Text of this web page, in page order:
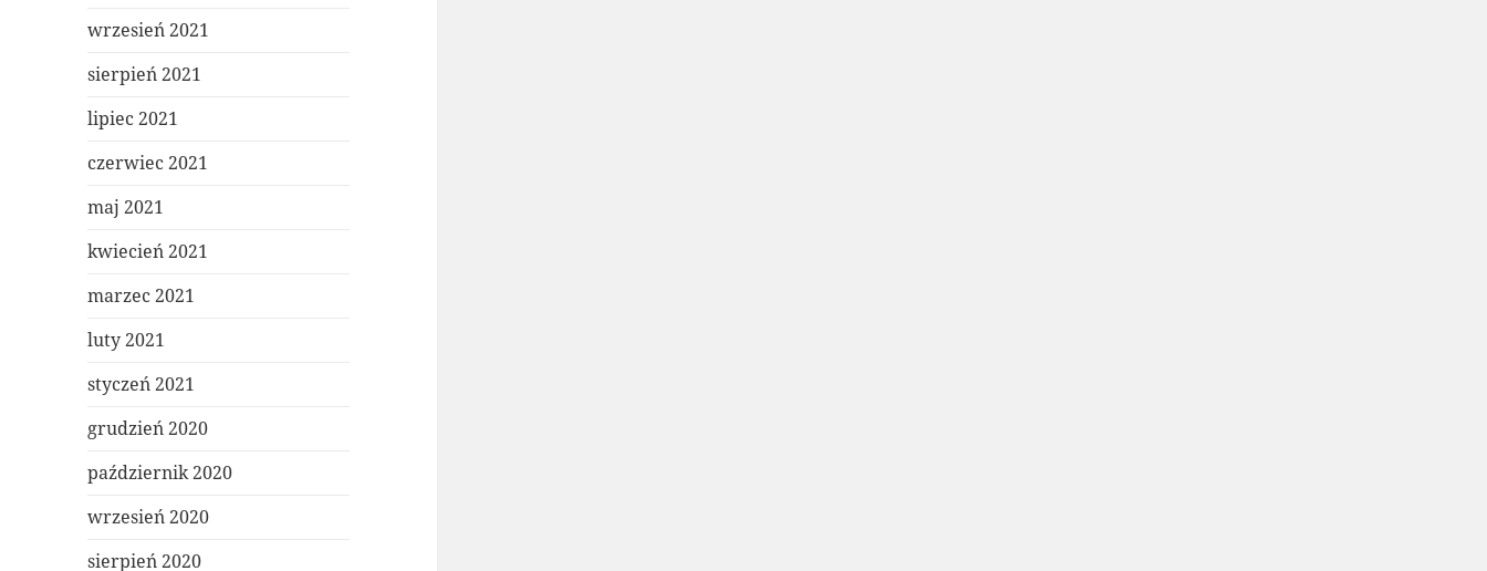
wrzesień 2021
sierpień 2021
lipiec 2021
czerwiec 2021
maj 2021
kwiecień 2021
marzec 2021
luty 2021
styczeń 2021
grudzień 2020
październik 2020
wrzesień 2020
sierpień 2020